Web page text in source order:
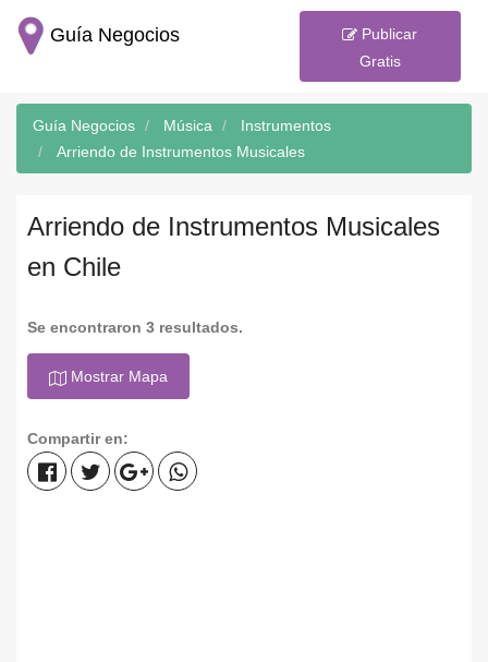
Guía Negocios
Publicar
Gratis
Guía Negocios Música
Instrumentos
Arriendo de Instrumentos Musicales
Arriendo de Instrumentos Musicales
en Chile
Se encontraron 3 resultados.
Mostrar Mapa
Compartir en: